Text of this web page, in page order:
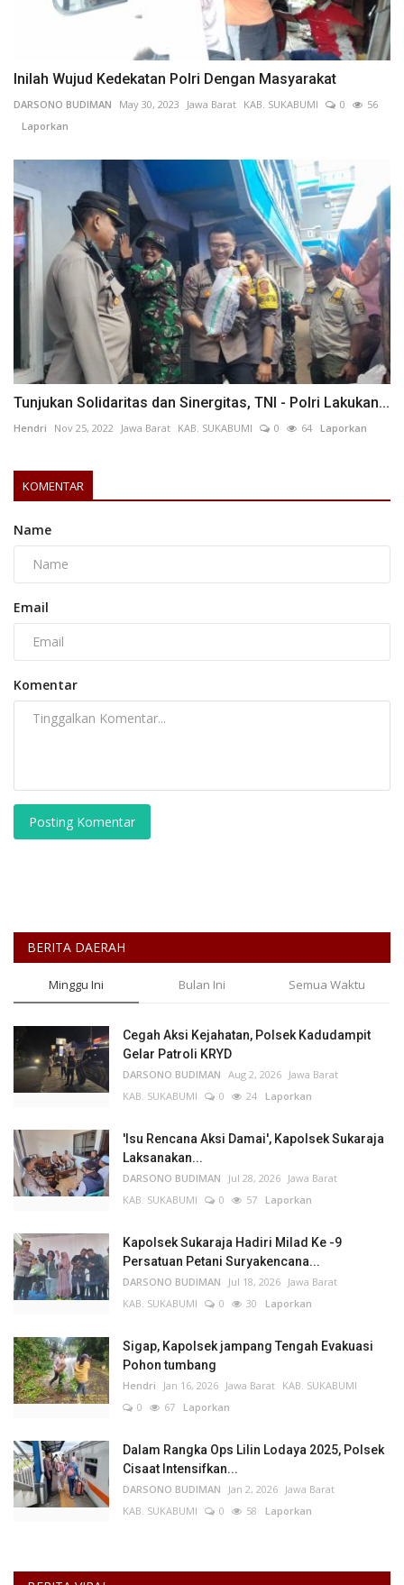
Inilah Wujud Kedekatan Polri Dengan Masyarakat
DARSONO BUDIMAN May 30, 2023 Jawa Barat KAB. SUKABUMI 0
56
Laporkan
Tunjukan Solidaritas dan Sinergitas, TNI - Polri Lakukan...
Hendri Nov 25, 2022 Jawa Barat KAB. SUKABUMI 0 64 Laporkan
KOMENTAR
Name
Email
Komentar
Posting Komentar
BERITA DAERAH
Minggu Ini Bulan Ini Semua Waktu
Cegah Aksi Kejahatan, Polsek Kadudampit
Gelar Patroli KRYD
DARSONO BUDIMAN Aug 2, 2026 Jawa Barat
KAB. SUKABUMI
0 24 Laporkan
'Isu Rencana Aksi Damai', Kapolsek Sukaraja
Laksanakan...
DARSONO BUDIMAN Jul 28, 2026 Jawa Barat
KAB. SUKABUMI
0 57 Laporkan
Kapolsek Sukaraja Hadiri Milad Ke -9
Persatuan Petani Suryakencana...
DARSONO BUDIMAN Jul 18, 2026 Jawa Barat
KAB. SUKABUMI
0 30 Laporkan
Sigap, Kapolsek jampang Tengah Evakuasi
Pohon tumbang
Hendri Jan 16, 2026 Jawa Barat KAB. SUKABUMI
0
67 Laporkan
Dalam Rangka Ops Lilin Lodaya 2025, Polsek
Cisaat Intensifkan...
DARSONO BUDIMAN Jan 2, 2026 Jawa Barat
KAB. SUKABUMI
0 58 Laporkan